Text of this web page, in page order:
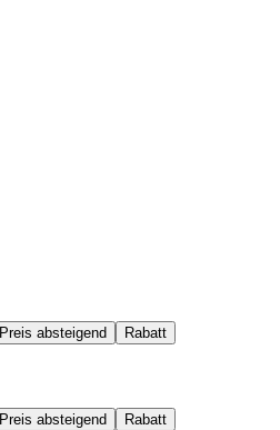
Preis absteigend Rabatt
Preis absteigend Rabatt